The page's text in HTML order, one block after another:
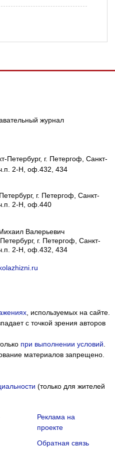
журнал
Петербург, г. Петергоф, Санкт-
2-Н, оф.432, 434
г. Петергоф, Санкт-
2-Н, оф.440
Валерьевич
г. Петергоф, Санкт-
2-Н, оф.432, 434
, используемых на сайте.
с точкой зрения авторов
при выполнении условий.
материалов запрещено.
(только для жителей
Реклама на
проекте
Обратная связь